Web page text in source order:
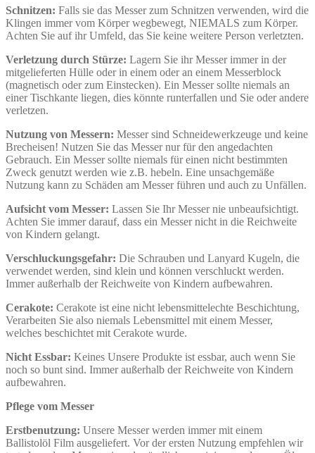
Schnitzen: Falls sie das Messer zum Schnitzen verwenden, wird die
Klingen immer vom Körper wegbewegt, NIEMALS zum Körper.
Achten Sie auf ihr Umfeld, das Sie keine weitere Person verletzten.
Verletzung durch Stürze: Lagern Sie ihr Messer immer in der
mitgelieferten Hülle oder in einem oder an einem Messerblock
(magnetisch oder zum Einstecken). Ein Messer sollte niemals an
einer Tischkante liegen, dies könnte runterfallen und Sie oder andere
verletzen.
Nutzung von Messern: Messer sind Schneidewerkzeuge und keine
Brecheisen! Nutzen Sie das Messer nur für den angedachten
Gebrauch. Ein Messer sollte niemals für einen nicht bestimmten
Zweck genutzt werden wie z.B. hebeln. Eine unsachgemäße
Nutzung kann zu Schäden am Messer führen und auch zu Unfällen.
Aufsicht vom Messer: Lassen Sie Ihr Messer nie unbeaufsichtigt.
Achten Sie immer darauf, dass ein Messer nicht in die Reichweite
von Kindern gelangt.
Verschluckungsgefahr: Die Schrauben und Lanyard Kugeln, die
verwendet werden, sind klein und können verschluckt werden.
Immer außerhalb der Reichweite von Kindern aufbewahren.
Cerakote: Cerakote ist eine nicht lebensmittelechte Beschichtung,
Verarbeiten Sie also niemals Lebensmittel mit einem Messer,
welches beschichtet mit Cerakote wurde.
Nicht Essbar: Keines Unsere Produkte ist essbar, auch wenn Sie
noch so bunt sind. Immer außerhalb der Reichweite von Kindern
aufbewahren.
Pflege vom Messer
Erstbenutzung: Unsere Messer werden immer mit einem
Ballistolöl Film ausgeliefert. Vor der ersten Nutzung empfehlen wir